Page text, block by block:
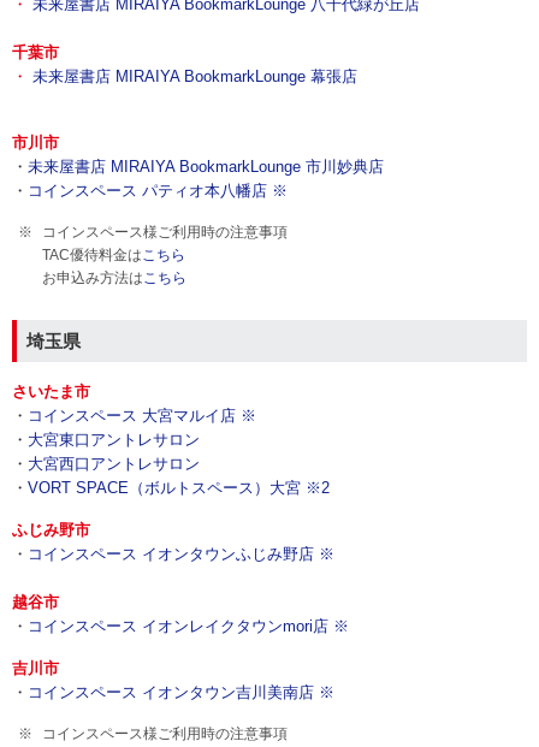
・ 未来屋書店 MIRAIYA BookmarkLounge 八千代緑が丘店
千葉市
・ 未来屋書店 MIRAIYA BookmarkLounge 幕張店
市川市
・ 未来屋書店 MIRAIYA BookmarkLounge 市川妙典店
・ コインスペース パティオ本八幡店 ※
コインスペース様ご利用時の注意事項
TAC優待料金はこちら
お申込み方法はこちら
埼玉県
さいたま市
・ コインスペース 大宮マルイ店 ※
・ 大宮東口アントレサロン
・ 大宮西口アントレサロン
・ VORT SPACE（ボルトスペース）大宮 ※2
ふじみ野市
・ コインスペース イオンタウンふじみ野店 ※
越谷市
・ コインスペース イオンレイクタウンmori店 ※
吉川市
・ コインスペース イオンタウン吉川美南店 ※
コインスペース様ご利用時の注意事項